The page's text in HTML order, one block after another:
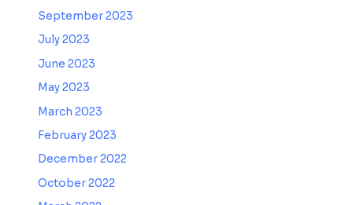
September 2023
July 2023
June 2023
May 2023
March 2023
February 2023
December 2022
October 2022